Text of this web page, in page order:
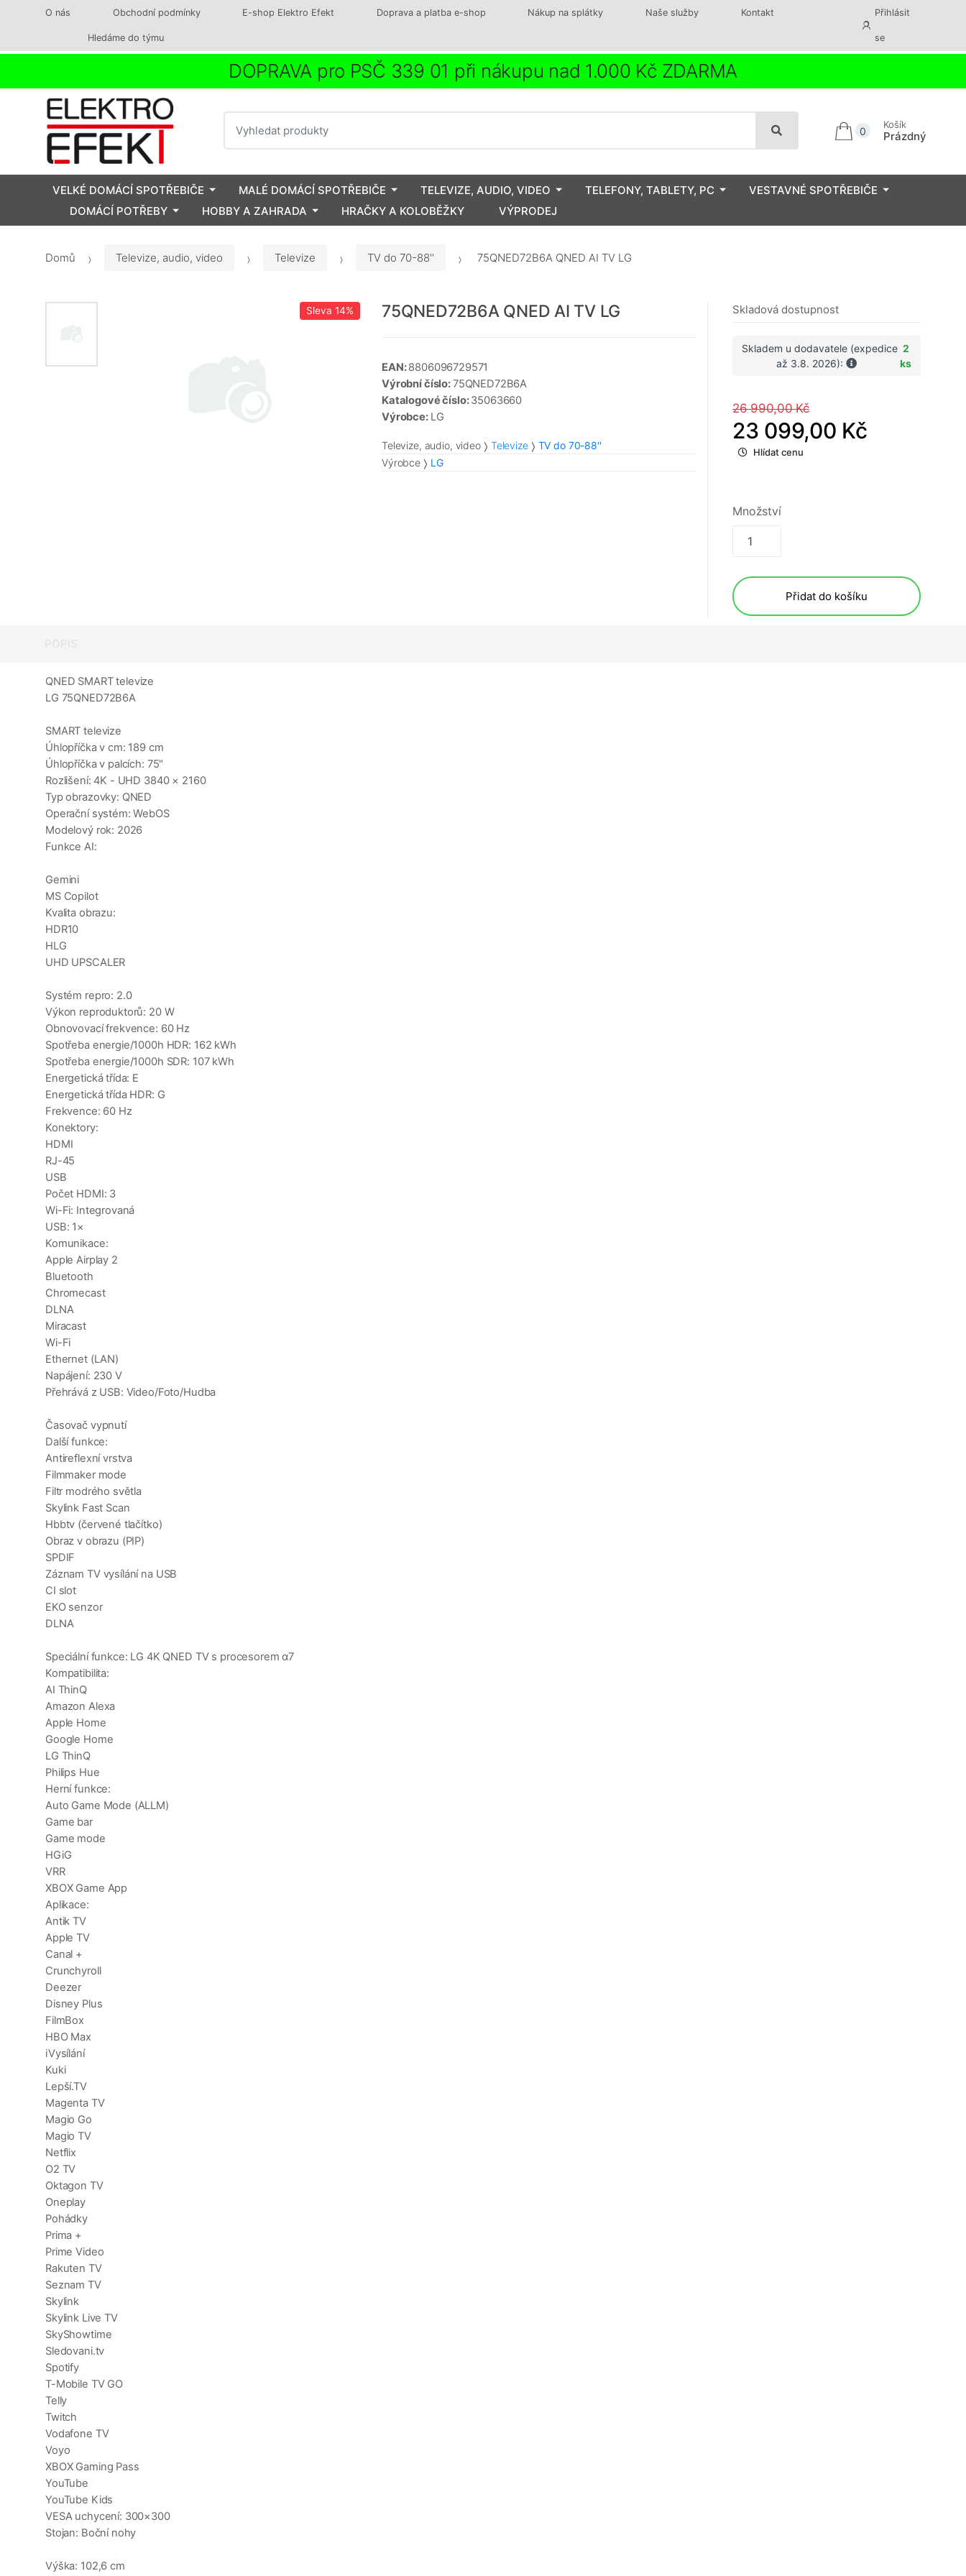
O nás Obchodní podmínky E-shop Elektro Efekt Doprava a platba e-shop Nákup na splátky Naše služby Kontakt
Hledáme do týmu
Přihlásit
se
DOPRAVA pro PSČ 339 01 při nákupu nad 1.000 Kč ZDARMA
0
Košík
Prázdný
VELKÉ DOMÁCÍ SPOTŘEBIČE MALÉ DOMÁCÍ SPOTŘEBIČE TELEVIZE, AUDIO, VIDEO TELEFONY, TABLETY, PC
VESTAVNÉ SPOTŘEBIČE
DOMÁCÍ POTŘEBY
HOBBY A ZAHRADA HRAČKY A KOLOBĚŽKY VÝPRODEJ
Domů Televize, audio, video Televize TV do 70-88'' 75QNED72B6A QNED AI TV LG
Sleva 14% 75QNED72B6A QNED AI TV LG
EAN:8806096729571
Výrobní číslo:75QNED72B6A
Katalogové číslo:35063660
Výrobce: LG
Televize, audio, video Televize
TV do 70-88''
Výrobce
LG
Skladová dostupnost
Skladem u dodavatele (expedice
až 3.8. 2026):
2
ks
26 990,00 Kč
23 099,00 Kč
Hlídat cenu
Množství
Přidat do košíku
QNED SMART televize
LG 75QNED72B6A
SMART televize
Úhlopříčka v cm: 189 cm
Úhlopříčka v palcích: 75"
Rozlišení: 4K - UHD 3840 × 2160
Typ obrazovky: QNED
Operační systém: WebOS
Modelový rok: 2026
Funkce AI:
Gemini
MS Copilot
Kvalita obrazu:
HDR10
HLG
UHD UPSCALER
Systém repro: 2.0
Výkon reproduktorů: 20 W
Obnovovací frekvence: 60 Hz
Spotřeba energie/1000h HDR: 162 kWh
Spotřeba energie/1000h SDR: 107 kWh
Energetická třída: E
Energetická třída HDR: G
Frekvence: 60 Hz
Konektory:
HDMI
RJ-45
USB
Počet HDMI: 3
Wi-Fi: Integrovaná
USB: 1×
Komunikace:
Apple Airplay 2
Bluetooth
Chromecast
DLNA
Miracast
Wi-Fi
Ethernet (LAN)
Napájení: 230 V
Přehrává z USB: Video/Foto/Hudba
Časovač vypnutí
Další funkce:
Antireflexní vrstva
Filmmaker mode
Filtr modrého světla
Skylink Fast Scan
Hbbtv (červené tlačítko)
Obraz v obrazu (PIP)
SPDIF
Záznam TV vysílání na USB
CI slot
EKO senzor
DLNA
Speciální funkce: LG 4K QNED TV s procesorem α7
Kompatibilita:
AI ThinQ
Amazon Alexa
Apple Home
Google Home
LG ThinQ
Philips Hue
Herní funkce:
Auto Game Mode (ALLM)
Game bar
Game mode
HGiG
VRR
XBOX Game App
Aplikace:
Antik TV
Apple TV
Canal +
Crunchyroll
Deezer
Disney Plus
FilmBox
HBO Max
iVysílání
Kuki
Lepší.TV
Magenta TV
Magio Go
Magio TV
Netflix
O2 TV
Oktagon TV
Oneplay
Pohádky
Prima +
Prime Video
Rakuten TV
Seznam TV
Skylink
Skylink Live TV
SkyShowtime
Sledovani.tv
Spotify
T-Mobile TV GO
Telly
Twitch
Vodafone TV
Voyo
XBOX Gaming Pass
YouTube
YouTube Kids
VESA uchycení: 300×300
Stojan: Boční nohy
Výška: 102,6 cm